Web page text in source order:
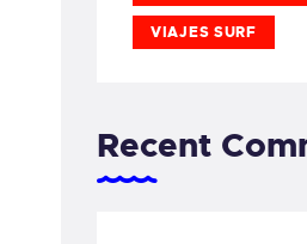
VIAJES SURF
Recent